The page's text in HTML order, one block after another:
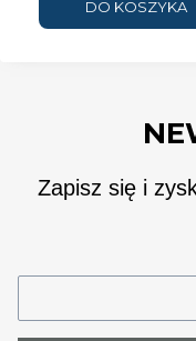
DO KOSZYKA
Zapisz się i